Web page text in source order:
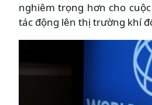
nghiêm trọng hơn cho
tác động lên thị trường khí